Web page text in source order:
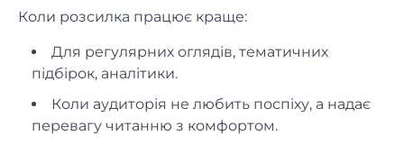
Коли розсилка працює краще:
Для регулярних оглядів, тематичних
підбірок, аналітики.
Коли аудиторія не любить поспіху, а надає
перевагу читанню з комфортом.